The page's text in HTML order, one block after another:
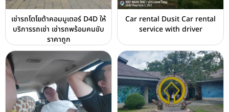
เช่ารถโตโยต้าคอมมูเตอร์ D4D ให้
บริการรถเช่า เช่ารถพร้อมคนขับ
ราคาถูก
Car rental Dusit Car rental
service with driver